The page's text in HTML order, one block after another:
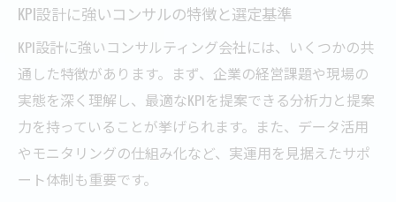
KPI設計に強いコンサルの特徴と選定基準
KPI設計に強いコンサルティング会社には、いくつかの共
通した特徴があります。まず、企業の経営課題や現場の
実態を深く理解し、最適なKPIを提案できる分析力と提案
力を持っていることが挙げられます。また、データ活用
やモニタリングの仕組み化など、実運用を見据えたサポ
ート体制も重要です。